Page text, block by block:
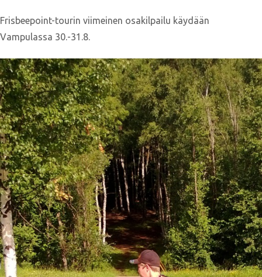
Frisbeepoint-tourin viimeinen osakilpailu käydään
Vampulassa 30.-31.8.